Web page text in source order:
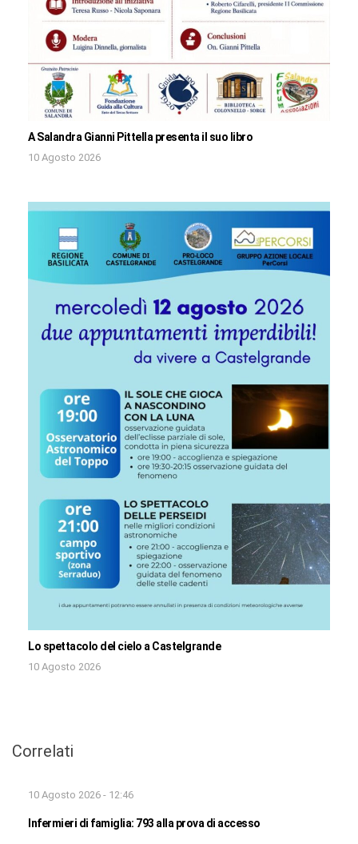
A Salandra Gianni Pittella presenta il suo libro
10 Agosto 2026
Lo spettacolo del cielo a Castelgrande
10 Agosto 2026
Correlati
10 Agosto 2026 - 12:46
Infermieri di famiglia: 793 alla prova di accesso